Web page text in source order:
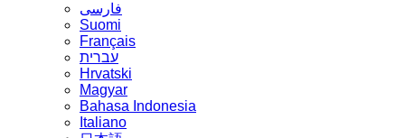
فارسی
Suomi
Français
עברית
Hrvatski
Magyar
Bahasa Indonesia
Italiano